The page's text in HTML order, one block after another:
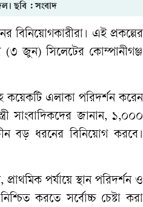
ছবি : সংবাদ
বিনিয়োগকারীরা। এই প্রকল্পের
(৩ জুন) সিলেটের কোম্পানীগঞ্জ
কয়েকটি এলাকা পরিদর্শন করেন
সাংবাদিকদের জানান, ১,০০০
বড় ধরনের বিনিয়োগ করবে।
পর্যায়ে স্থান পরিদর্শন ও
করতে সর্বোচ্চ চেষ্টা করা